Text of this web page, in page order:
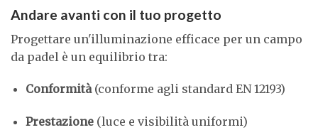
Andare avanti con il tuo progetto
Progettare un'illuminazione efficace per un campo
da padel è un equilibrio tra:
Conformità(conforme agli standard EN 12193)
Prestazione(luce e visibilità uniformi)